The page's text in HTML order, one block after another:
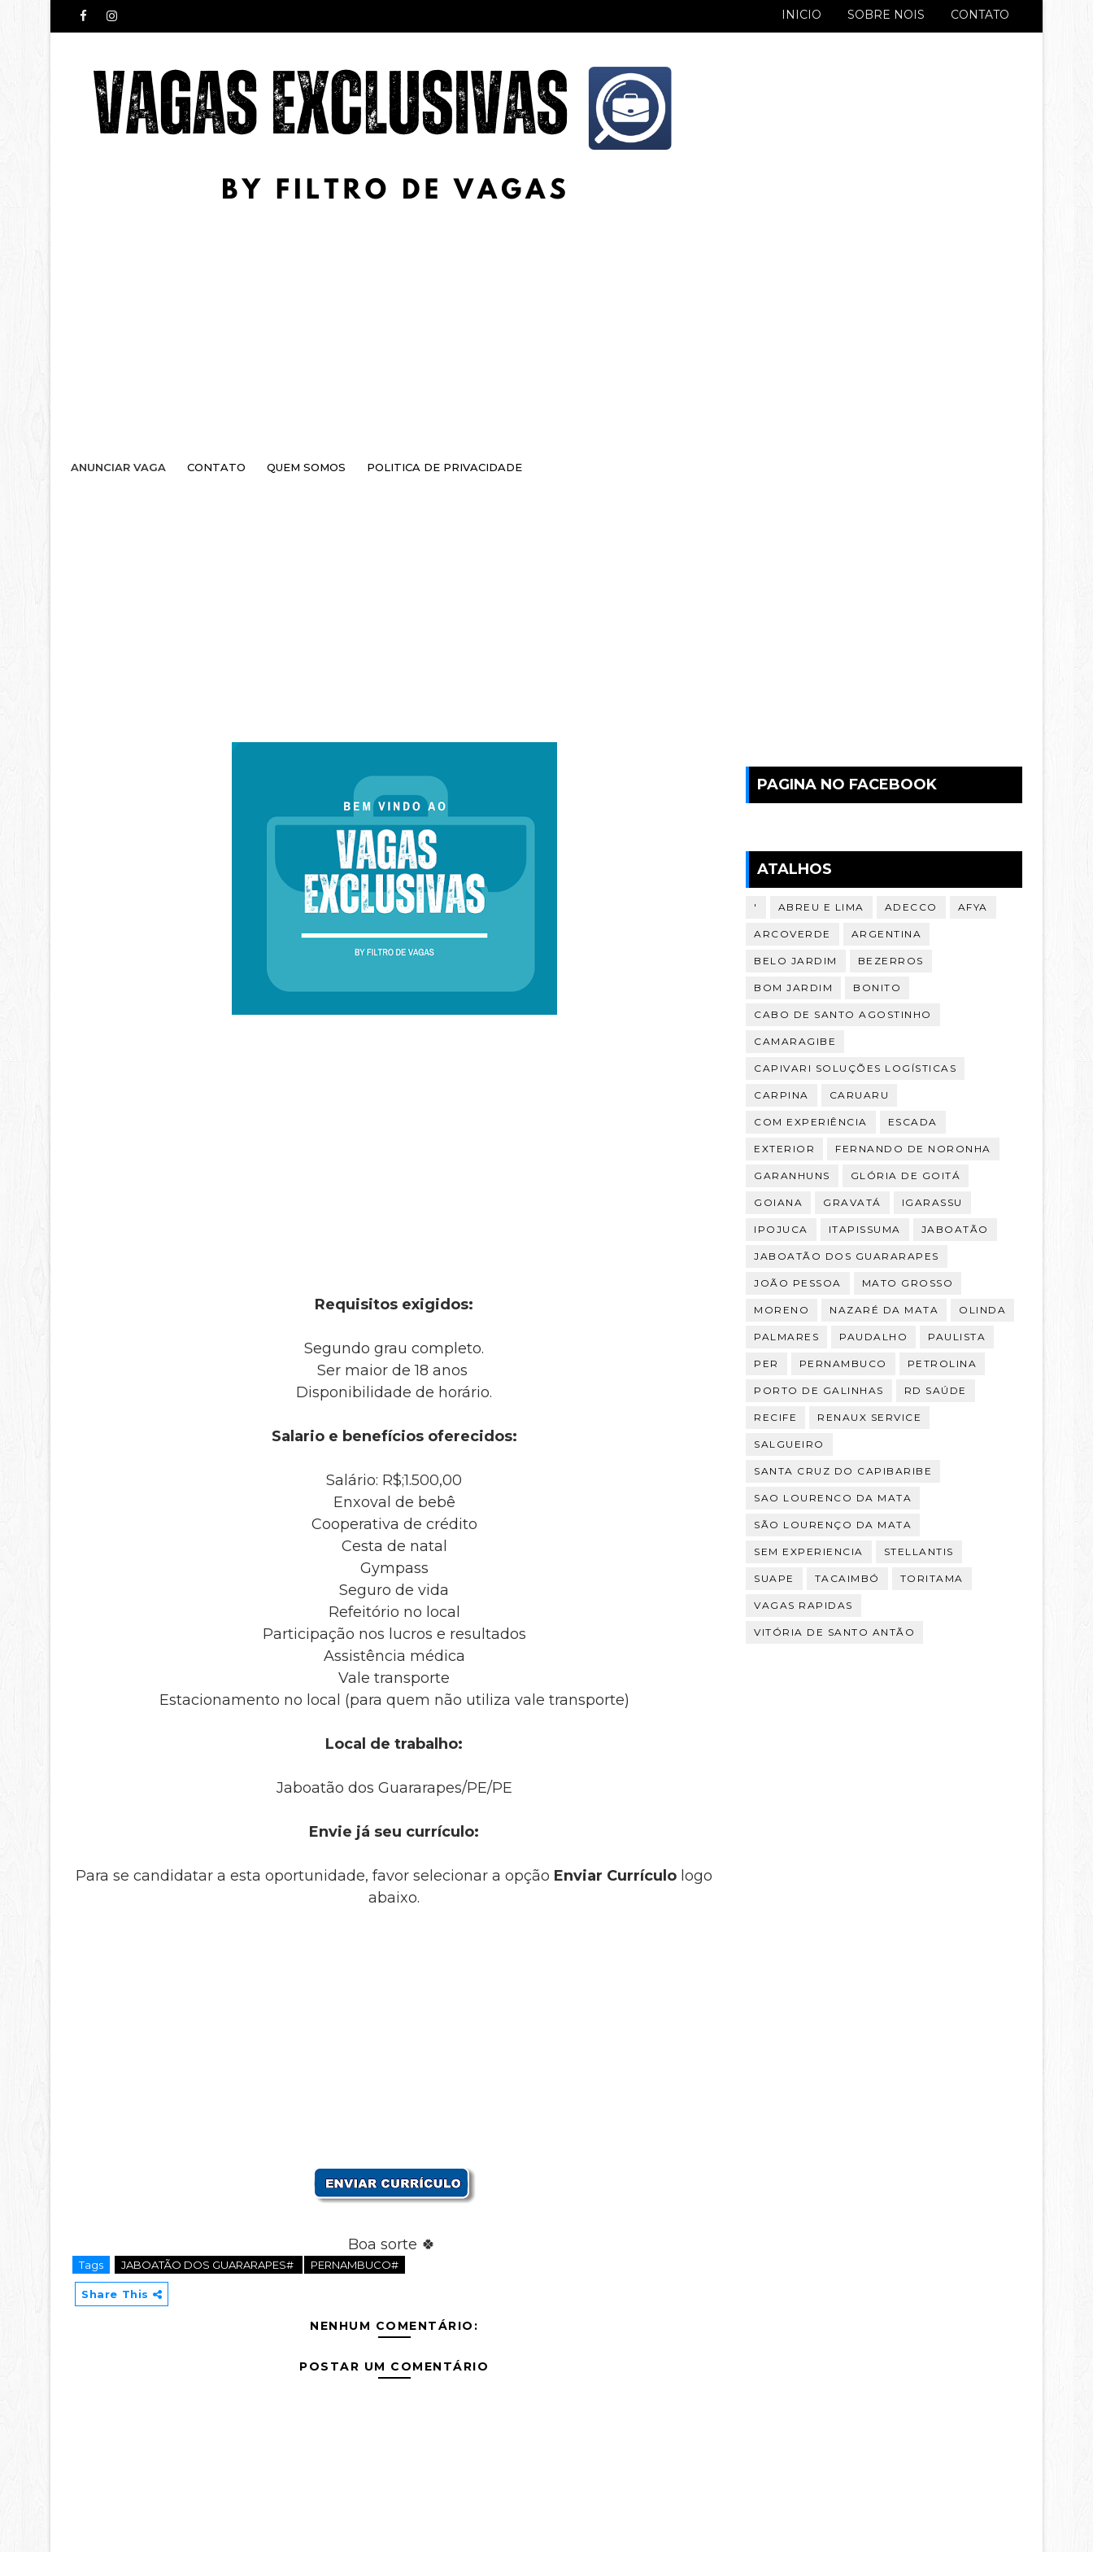
INICIO SOBRE NOIS CONTATO
ANUNCIAR VAGA CONTATO QUEM SOMOS POLITICA DE PRIVACIDADE
Requisitos exigidos:
Segundo grau completo.
Ser maior de 18 anos
Disponibilidade de horário.
Salario e benefícios oferecidos:
Salário: R$;1.500,00
Enxoval de bebê
Cooperativa de crédito
Cesta de natal
Gympass
Seguro de vida
Refeitório no local
Participação nos lucros e resultados
Assistência médica
Vale transporte
Estacionamento no local (para quem não utiliza vale transporte)
Local de trabalho:
Jaboatão dos Guararapes/PE/PE
Envie já seu currículo:
Para se candidatar a esta oportunidade, favor selecionar a opção Enviar Currículo logo
abaixo.
Boa sorte 🍀
Tags JABOATÃO DOS GUARARAPES# PERNAMBUCO#
Share This
NENHUM COMENTÁRIO:
POSTAR UM COMENTÁRIO
PAGINA NO FACEBOOK
ATALHOS
' ABREU E LIMA ADECCO AFYA
ARCOVERDE ARGENTINA
BELO JARDIM BEZERROS
BOM JARDIM BONITO
CABO DE SANTO AGOSTINHO
CAMARAGIBE
CAPIVARI SOLUÇÕES LOGÍSTICAS
CARPINA CARUARU
COM EXPERIÊNCIA ESCADA
EXTERIOR FERNANDO DE NORONHA
GARANHUNS GLÓRIA DE GOITÁ
GOIANA GRAVATÁ IGARASSU
IPOJUCA ITAPISSUMA JABOATÃO
JABOATÃO DOS GUARARAPES
JOÃO PESSOA MATO GROSSO
MORENO NAZARÉ DA MATA OLINDA
PALMARES PAUDALHO PAULISTA
PER PERNAMBUCO PETROLINA
PORTO DE GALINHAS RD SAÚDE
RECIFE RENAUX SERVICE
SALGUEIRO
SANTA CRUZ DO CAPIBARIBE
SAO LOURENCO DA MATA
SÃO LOURENÇO DA MATA
SEM EXPERIENCIA STELLANTIS
SUAPE TACAIMBÓ TORITAMA
VAGAS RAPIDAS
VITÓRIA DE SANTO ANTÃO